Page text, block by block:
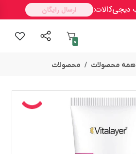
0
همه محصولات محصولات